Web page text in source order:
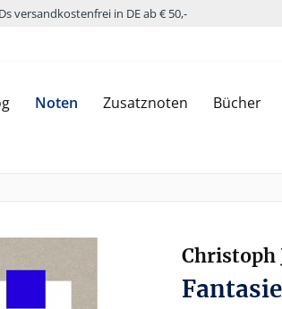
versandkostenfrei in DE ab € 50,-
Noten Zusatznoten Bücher
Christoph
Fantasie